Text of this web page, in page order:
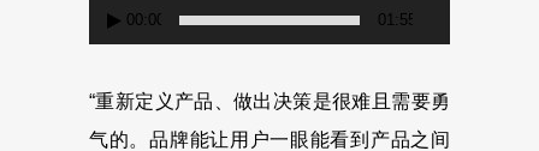
00:00 01:55
“重新定义产品、做出决策是很难且需要勇
气的。品牌能让用户一眼能看到产品之间